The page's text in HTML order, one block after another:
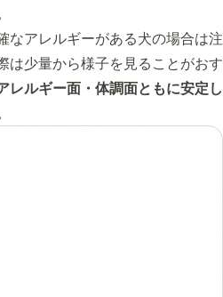
なアレルギーがある犬の場合は注
は少量から様子を見ることがおす
レルギー面・体調面ともに安定し